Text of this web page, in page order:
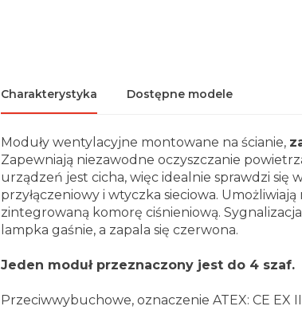
Charakterystyka Dostępne modele
Moduły wentylacyjne montowane na ścianie,
Zapewniają niezawodne oczyszczanie
urządzeń jest cicha, więc idealnie sprawdzi się
przyłączeniowy i wtyczka sieciowa.
zintegrowaną komorę ciśnieniową.
lampka gaśnie, a zapala się czerwona.
Jeden moduł przeznaczony jest do 4 szaf.
Przeciwwybuchowe, oznaczenie ATEX: CE EX II